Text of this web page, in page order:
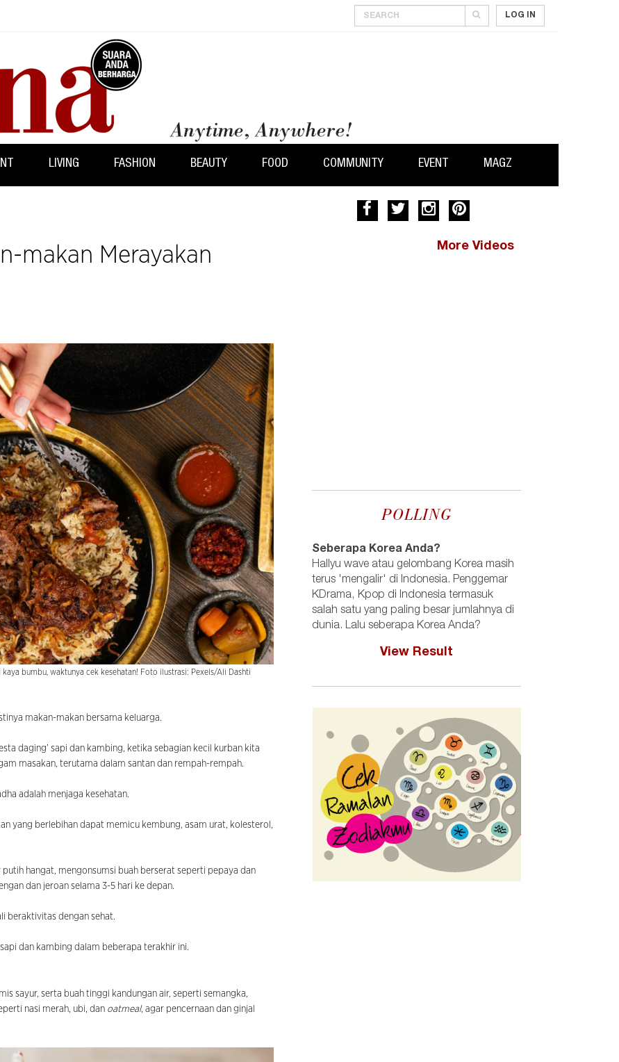
LOG IN
LIVING FASHION BEAUTY FOOD COMMUNITY EVENT MAGZ
makan Merayakan
bumbu, waktunya cek kesehatan! Foto ilustrasi: Pexels/Ali Dashti
makan-makan bersama keluarga.
daging’ sapi dan kambing, ketika sebagian kecil kurban kita
masakan, terutama dalam santan dan rempah-rempah.
adalah menjaga kesehatan.
yang berlebihan dapat memicu kembung, asam urat, kolesterol,
hangat, mengonsumsi buah berserat seperti pepaya dan
dan jeroan selama 3-5 hari ke depan.
beraktivitas dengan sehat.
dan kambing dalam beberapa terakhir ini.
sayur, serta buah tinggi kandungan air, seperti semangka,
nasi merah, ubi, dan oatmeal, agar pencernaan dan ginjal
More Videos
POLLING
Seberapa Korea Anda?
Hallyu wave atau gelombang Korea masih
terus 'mengalir' di Indonesia. Penggemar
KDrama, Kpop di Indonesia termasuk
salah satu yang paling besar jumlahnya di
dunia. Lalu seberapa Korea Anda?
View Result